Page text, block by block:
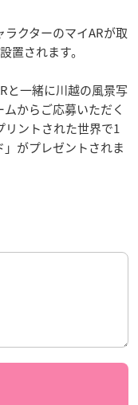
クターのマイARが取
置されます。
と一緒に川越の風景写
からご応募いただく
リントされた世界で1
がプレゼントされま